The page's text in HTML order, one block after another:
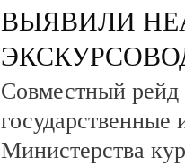
ВЫЯВИЛИ
Совместный рейд
государственные
Министерства